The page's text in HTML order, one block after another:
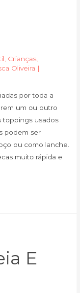
Crianças
Oliveira |
por toda a
um ou outro
toppings usados
podem ser
ou como lanche.
muito rápida e
E